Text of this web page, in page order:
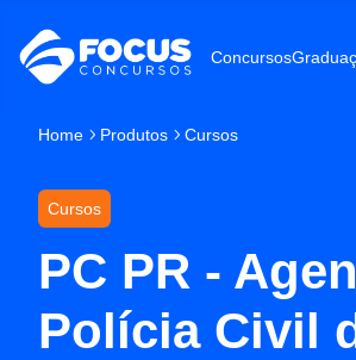
Concursos
Home Produtos Cursos
Cursos
PC PR -
Polícia Civil